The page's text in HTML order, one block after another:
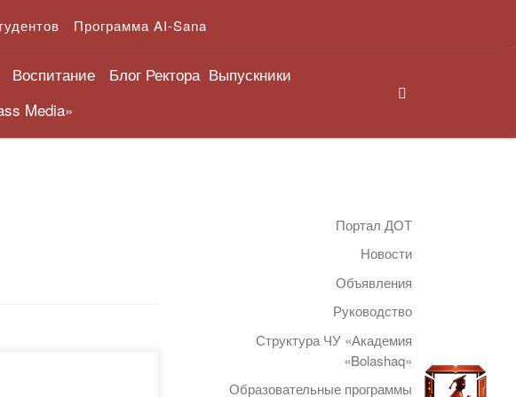
Программа AI-Sana
Воспитание Блог Ректора Выпускники
Media»
Портал ДОТ
Новости
Объявления
Руководство
Структура ЧУ «Академия
«Bolashaq»
Образовательные программы